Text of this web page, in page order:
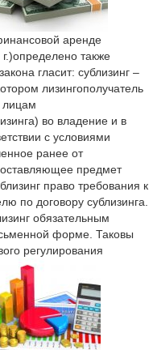
аренде
также
гласит: сублизинг –
лизингополучатель
лицам
во владение и в
с условиями
ранее от
предмет
право требования к
по договору сублизинга.
обязательным
форме. Таковы
регулирования